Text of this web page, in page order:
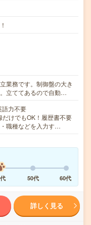
業務です。制御盤の大き
立ててあるので自動…
語力不要
けでもOK！履歴書不要
職種などを入力す…
50代 60代
詳しく見る